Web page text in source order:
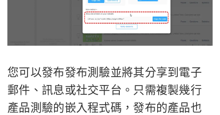
您可以發布發布測驗並將其分享到電子
郵件、訊息或社交平台。只需複製幾行
產品測驗的嵌入程式碼，發布的產品也